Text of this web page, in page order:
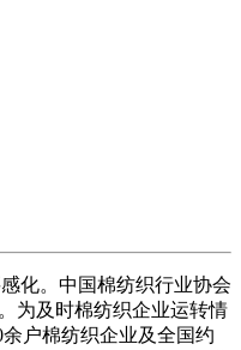
化。中国棉纺织行业协会
为及时棉纺织企业运转情
户棉纺织企业及全国约